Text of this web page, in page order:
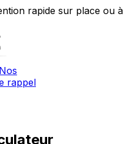
rapide sur place ou à
Nos
rappel